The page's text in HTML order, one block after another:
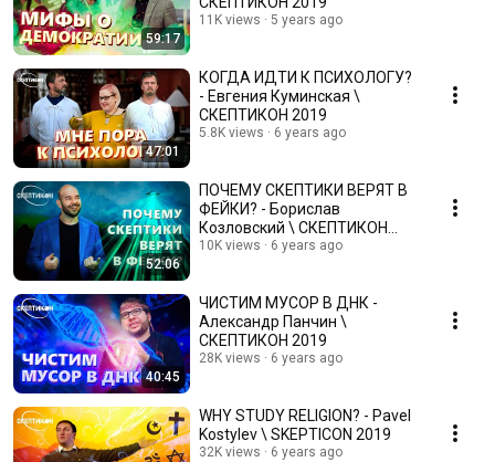
59:17
11K views 5 years ago
47:01
КОГДА ИДТИ К ПСИХОЛОГУ?
- Евгения Куминская \
СКЕПТИКОН 2019
5.8K views 6 years ago
52:06
ПОЧЕМУ СКЕПТИКИ ВЕРЯТ В
ФЕЙКИ? - Борислав
Козловский \ СКЕПТИКОН
2019
10K views 6 years ago
40:45
ЧИСТИМ МУСОР В ДНК -
Александр Панчин \
СКЕПТИКОН 2019
28K views 6 years ago
WHY STUDY RELIGION? - Pavel
Kostylev \ SKEPTICON 2019
32K views 6 years ago